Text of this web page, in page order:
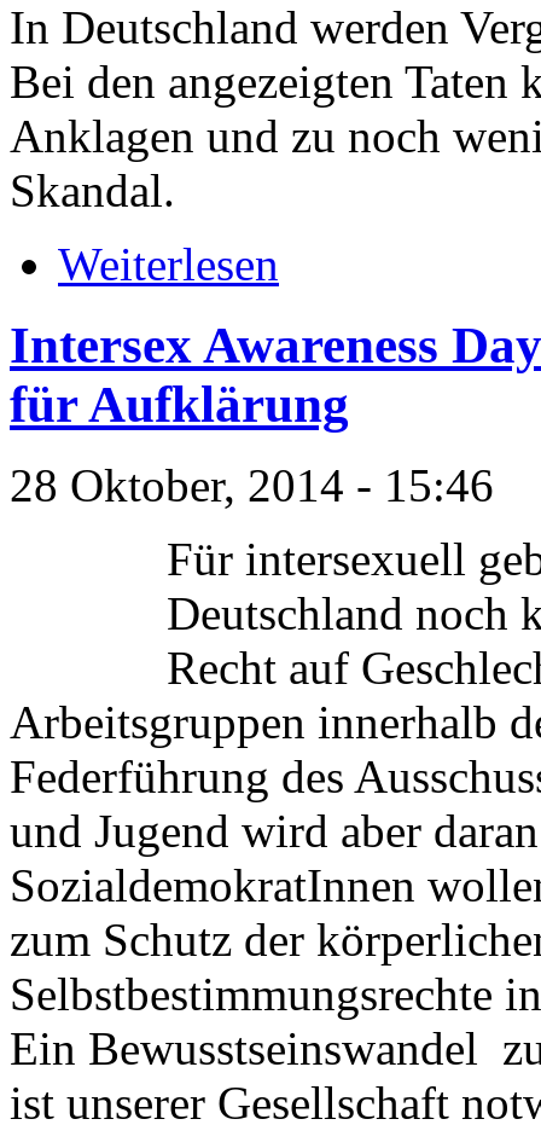
In Deutschland werden
Bei den angezeigten Taten
Anklagen und zu noch
Skandal.
Weiterlesen
Intersex Awareness
für Aufklärung
28 Oktober, 2014 - 15:46
Für intersexuell
Deutschland noch
Recht auf
Arbeitsgruppen innerhalb
Federführung des
und Jugend wird aber
SozialdemokratInnen
zum Schutz der
Selbstbestimmungsrechte
Ein Bewusstseinswandel
ist unserer Gesellschaft